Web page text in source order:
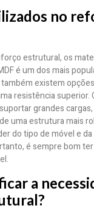
no
estrutural, os
é um dos mais
existem
resistência superior.
grandes
uma estrutura mais
do tipo de móvel e
é sempre bom
a